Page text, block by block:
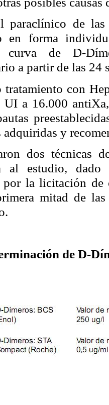
paraclínico de las
en forma
curva de D-
a partir de las 24
tratamiento con
UI a 16.000
y
dos técnicas
al estudio,
por la licitación
mitad de
de D-